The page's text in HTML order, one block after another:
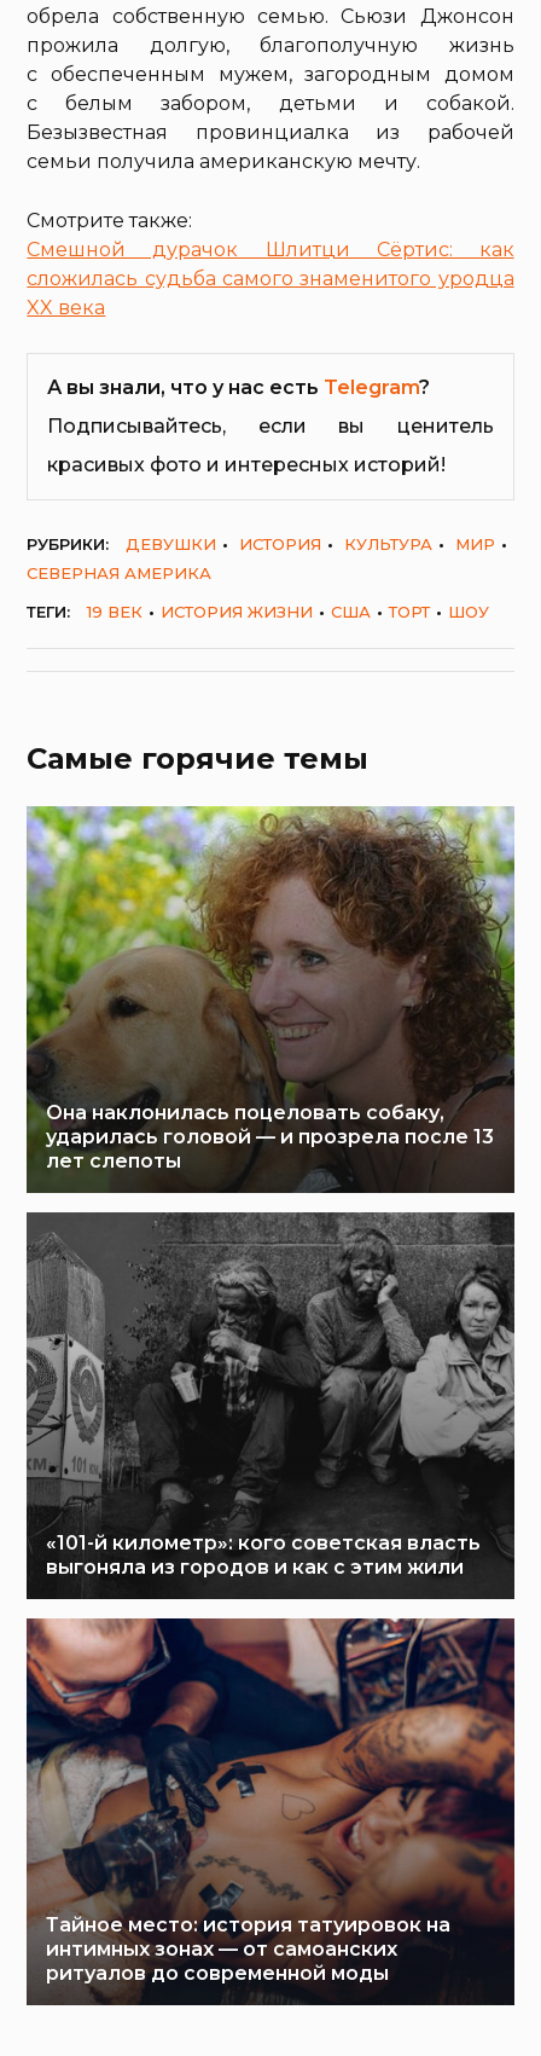
обрела собственную семью. Сьюзи Джонсон
прожила долгую, благополучную жизнь
с обеспеченным мужем, загородным домом
с белым забором, детьми и собакой.
Безызвестная провинциалка из рабочей
семьи получила американскую мечту.
Смотрите также:
Смешной дурачок Шлитци Сёртис: как
сложилась судьба самого знаменитого уродца
XX века
А вы знали, что у нас есть Telegram?
Подписывайтесь, если вы ценитель
красивых фото и интересных историй!
РУБРИКИ: ДЕВУШКИ ИСТОРИЯ КУЛЬТУРА
МИР
СЕВЕРНАЯ АМЕРИКА
ТЕГИ:
19 ВЕК ИСТОРИЯ ЖИЗНИ США ТОРТ ШОУ
Самые горячие темы
Она наклонилась поцеловать собаку,
ударилась головой — и прозрела после 13
лет слепоты
«101-й километр»: кого советская власть
выгоняла из городов и как с этим жили
Тайное место: история татуировок на
интимных зонах — от самоанских
ритуалов до современной моды